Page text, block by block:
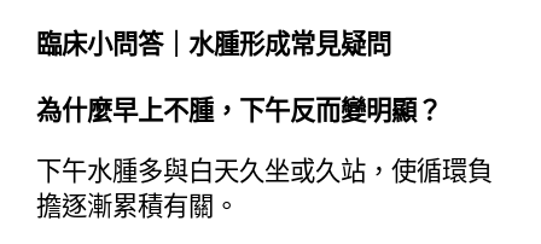
臨床小問答｜水腫形成常見疑問
為什麼早上不腫，下午反而變明顯？
下午水腫多與白天久坐或久站，使循環負
擔逐漸累積有關。